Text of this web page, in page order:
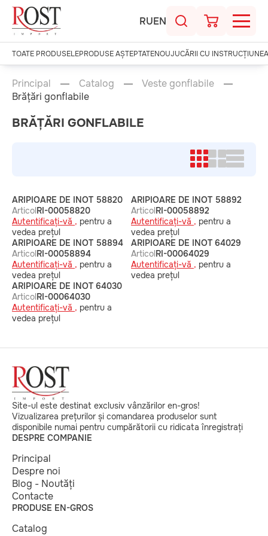
RUEN
TOATE PRODUSELEPRODUSE AȘTEPTATENOUJUCĂRII CU
Principal Catalog
Veste gonflabile
Brățări gonflabile
BRĂȚĂRI GONFLABILE
ARIPIOARE DE INOT 58820
ArticolRI-00058820
Autentificați-vă , pentru a
vedea prețul
ARIPIOARE DE INOT 58892
ArticolRI-00058892
Autentificați-vă , pentru a
vedea prețul
ARIPIOARE DE INOT 58894
ArticolRI-00058894
Autentificați-vă , pentru a
vedea prețul
ARIPIOARE DE INOT 64029
ArticolRI-00064029
Autentificați-vă , pentru a
vedea prețul
ARIPIOARE DE INOT 64030
ArticolRI-00064030
Autentificați-vă , pentru a
vedea prețul
Site-ul este destinat exclusiv vânzărilor en-gros!
Vizualizarea prețurilor și comandarea produselor sunt
disponibile numai pentru cumpărătorii cu ridicata înregistrați
DESPRE COMPANIE
Principal
Despre noi
Blog - Noutăți
Contacte
PRODUSE EN-GROS
Catalog